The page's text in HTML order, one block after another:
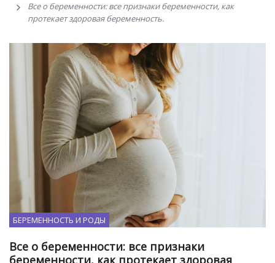
Все о беременности: все признаки беременности, как
протекает здоровая беременность.
БЕРЕМЕННОСТЬ И РОДЫ
Все о беременности: все признаки